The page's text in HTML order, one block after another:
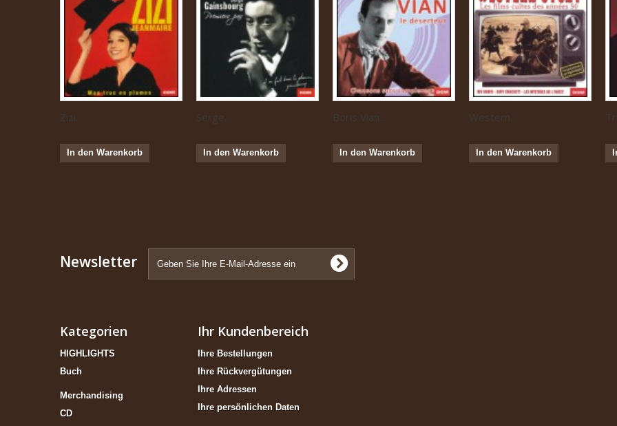
Zizi...
In den Warenkorb
Serge...
In den Warenkorb
Boris Vian...
In den Warenkorb
Western...
In den Warenkorb
Newsletter
Kategorien
HIGHLIGHTS
Buch
Merchandising
CD
Ihr Kundenbereich
Ihre Bestellungen
Ihre Rückvergütungen
Ihre Adressen
Ihre persönlichen Daten